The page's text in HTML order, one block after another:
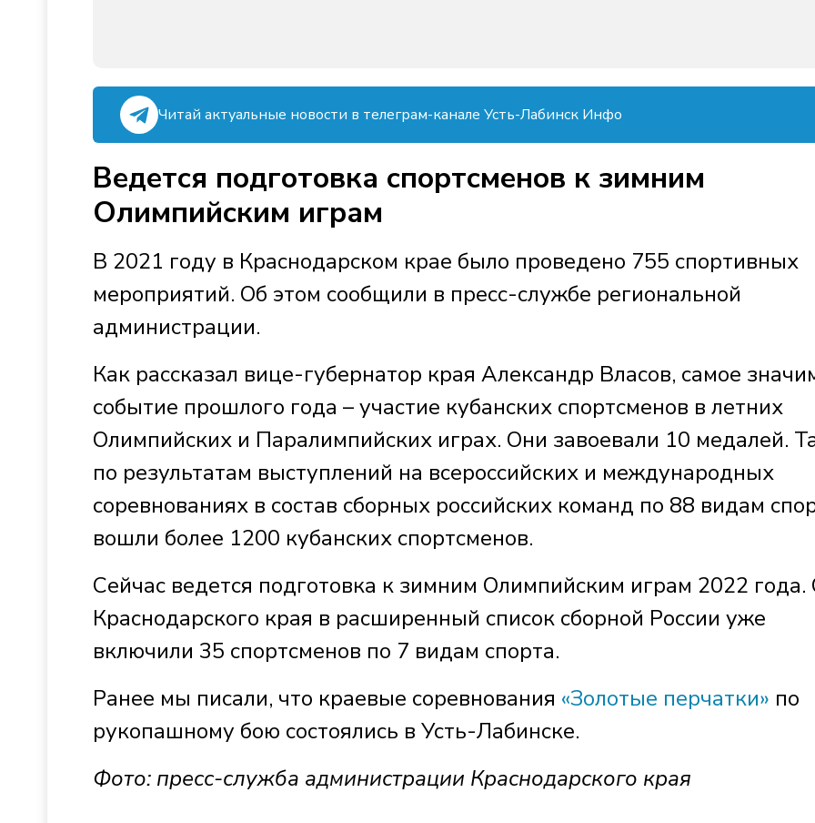
Читай актуальные новости в телеграм-канале Усть-Лабинск Инфо
Ведется подготовка спортсменов к зимним
Олимпийским играм
В 2021 году в Краснодарском крае было проведено 755 спортивных
мероприятий. Об этом сообщили в пресс-службе региональной
администрации.
Как рассказал вице-губернатор края Александр Власов, самое
событие прошлого года – участие кубанских спортсменов в летних
Олимпийских и Паралимпийских играх. Они завоевали 10 медалей.
по результатам выступлений на всероссийских и международных
соревнованиях в состав сборных российских команд по 88 видам
вошли более 1200 кубанских спортсменов.
Сейчас ведется подготовка к зимним Олимпийским играм 2022 года.
Краснодарского края в расширенный список сборной России уже
включили 35 спортсменов по 7 видам спорта.
Ранее мы писали, что краевые соревнования «Золотые перчатки» по
рукопашному бою состоялись в Усть-Лабинске.
Фото: пресс-служба администрации Краснодарского края